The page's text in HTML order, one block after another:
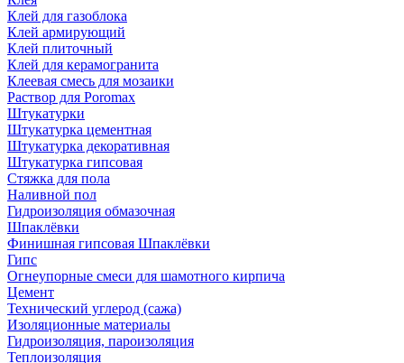
Клей для газоблока
Клей армирующий
Клей плиточный
Клей для керамогранита
Клеевая смесь для мозаики
Раствор для Poromax
Штукатурки
Штукатурка цементная
Штукатурка декоративная
Штукатурка гипсовая
Стяжка для пола
Наливной пол
Гидроизоляция обмазочная
Шпаклёвки
Финишная гипсовая Шпаклёвки
Гипс
Огнеупорные смеси для шамотного кирпича
Цемент
Технический углерод (сажа)
Изоляционные материалы
Гидроизоляция, пароизоляция
Теплоизоляция